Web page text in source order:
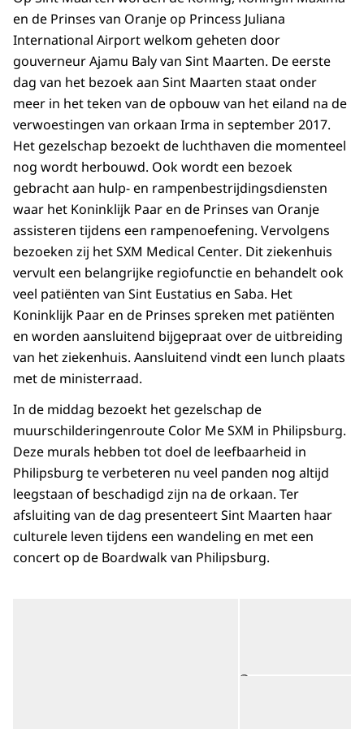
en de Prinses van Oranje op Princess Juliana
International Airportwelkom geheten door
gouverneur Ajamu Baly van Sint Maarten. De eerste
dag van het bezoek aan Sint Maarten staat onder
meer in het teken van de opbouw van het eiland na de
verwoestingen van orkaan Irma in september 2017.
Het gezelschap bezoekt de luchthaven die momenteel
nog wordt herbouwd. Ook wordt een bezoek
gebracht aan hulp- en rampenbestrijdingsdiensten
waar het Koninklijk Paar en de Prinses van Oranje
assisteren tijdens een rampenoefening. Vervolgens
bezoeken zij hetSXM Medical Center. Dit ziekenhuis
vervult een belangrijke regiofunctie en behandelt ook
veel patiënten van Sint Eustatius en Saba. Het
Koninklijk Paar en de Prinses spreken met patiënten
en worden aansluitend bijgepraat over de uitbreiding
van het ziekenhuis. Aansluitend vindt een lunch plaats
met de ministerraad.
In de middag bezoekt het gezelschap de
muurschilderingenroute Color Me SXM in Philipsburg.
Deze murals hebben tot doel de leefbaarheid in
Philipsburg te verbeteren nu veel panden nog altijd
leegstaan of beschadigd zijn na de orkaan. Ter
afsluiting van de dag presenteert Sint Maarten haar
culturele leven tijdens een wandeling en met een
concert op de Boardwalk van Philipsburg.
©